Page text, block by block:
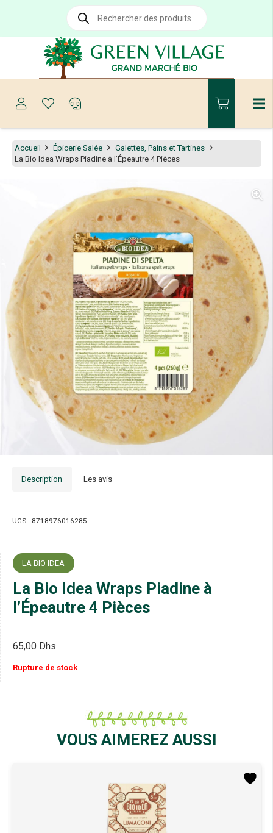
Recherche
produits
Accueil Épicerie Salée
Galettes, Pains et Tartines
La Bio Idea Wraps Piadine à l’Épeautre 4 Pièces
Description Les avis
UGS: 8718976016285
LA BIO IDEA
La Bio Idea Wraps Piadine à
l’Épeautre 4 Pièces
65,00 Dhs
Rupture de stock
VOUS AIMEREZ AUSSI